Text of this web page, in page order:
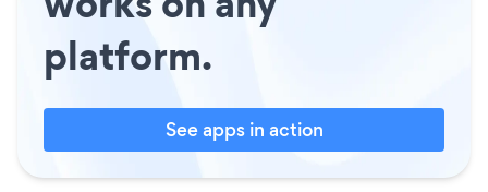
platform.
See apps in action